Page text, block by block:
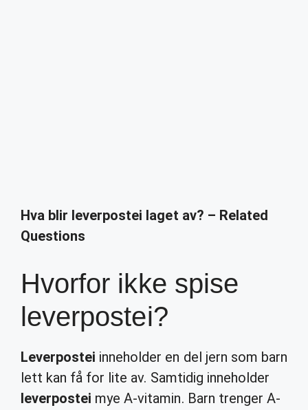
Hva blir leverpostei laget av? – Related
Questions
Hvorfor ikke spise
leverpostei?
Leverpostei inneholder en del jern som barn
lett kan få for lite av. Samtidig inneholder
leverpostei mye A-vitamin. Barn trenger A-